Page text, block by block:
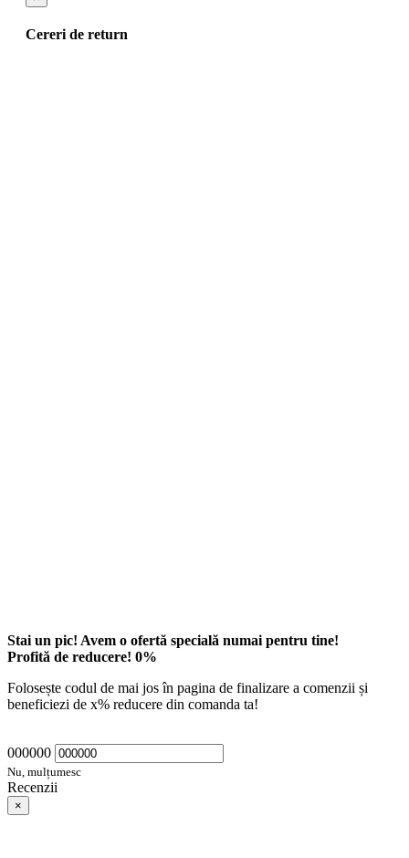
Cereri de return
Stai un pic! Avem o ofertă specială numai pentru tine!
Profită de reducere! 0%
Folosește codul de mai jos în pagina de finalizare a comenzii și
beneficiezi de x% reducere din comanda ta!
000000
Nu, mulțumesc
Recenzii
×